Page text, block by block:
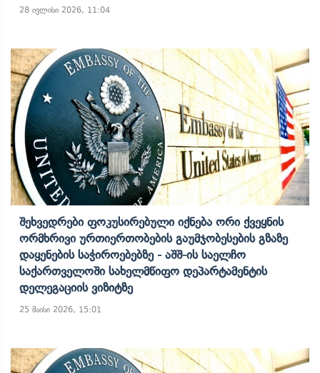
28 ივლისი 2026, 11:04
Შეხვედრები Ფოკუსირებული Იქნება Ორი Ქვეყნის
Ორმხრივი Ურთიერთობების Გაუმჯობესების Გზაზე
Დაყენების Საჭიროებებზე - Აშშ-Ის Საელჩო
Საქართველოში Სახელმწიფო Დეპარტამენტის
Დელეგაციის Ვიზიტზე
25 მაისი 2026, 15:01